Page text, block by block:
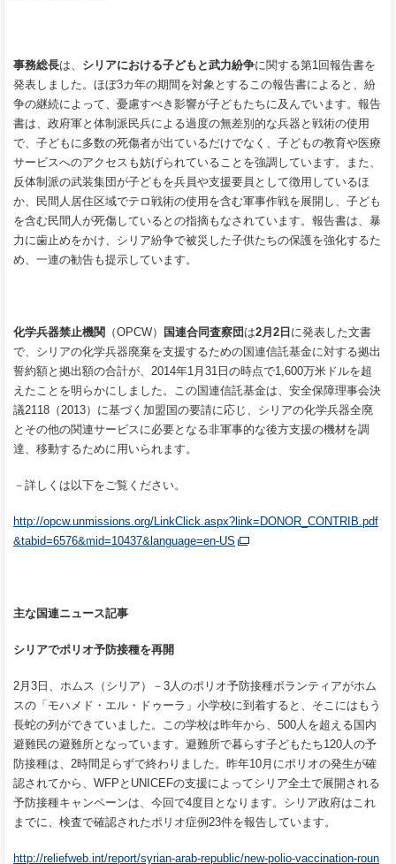
事務総長は、 シリアにおける子どもと武力紛争に関する第1回報告書を
発表しました。ほぼ3カ年の期間を対象とするこの報告書によると、紛
争の継続によって、憂慮すべき影響が子どもたちに及んでいます。報告
書は、政府軍と体制派民兵による過度の無差別的な兵器と戦術の使用
で、子どもに多数の死傷者が出ているだけでなく、子どもの教育や医療
サービスへのアクセスも妨げられていることを強調しています。また、
反体制派の武装集団が子どもを兵員や支援要員として徴用しているほ
か、民間人居住区域でテロ戦術の使用を含む軍事作戦を展開し、子ども
を含む民間人が死傷しているとの指摘もなされています。報告書は、暴
力に歯止めをかけ、シリア紛争で被災した子供たちの保護を強化するた
め、一連の勧告も提示しています。
化学兵器禁止機関 （OPCW） 国連合同査察団 は2月 2 日 に発表した文書
で、シリアの化学兵器廃棄を支援するための国連信託基金に対する拠出
誓約額と拠出額の合計が、2014年1月31日の時点で1,600万米ドルを超
えたことを明らかにしました。この国連信託基金は、安全保障理事会決
議2118（2013）に基づく加盟国の要請に応じ、シリアの化学兵器全廃
とその他の関連サービスに必要となる非軍事的な後方支援の機材を調
達、移動するために用いられます。
－詳しくは以下をご覧ください。
http://opcw.unmissions.org/LinkClick.aspx?link=DONOR_CONTRIB.pdf
&tabid=6576&mid=10437&language=en-US
主な国連ニュース記事
シリアでポリオ予防接種を再開
2月3日、ホムス（シリア）－3人のポリオ予防接種ボランティアがホム
スの「モハメド・エル・ドゥーラ」小学校に到着すると、そこにはもう
長蛇の列ができていました。この学校は昨年から、500人を超える国内
避難民の避難所となっています。避難所で暮らす子どもたち120人の予
防接種は、2時間足らずで終わりました。昨年10月にポリオの発生が確
認されてから、WFPとUNICEFの支援によってシリア全土で展開される
予防接種キャンペーンは、今回で4度目となります。シリア政府はこれ
までに、検査で確認されたポリオ症例23件を報告しています。
http://reliefweb.int/report/syrian-arab-republic/new-polio-vaccination-roun